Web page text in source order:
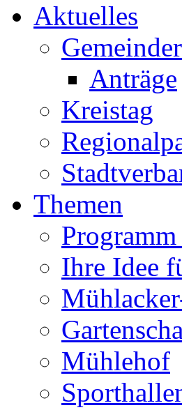
Aktuelles
Anträge
Kreistag
Themen
Ihre Idee
Mühlehof